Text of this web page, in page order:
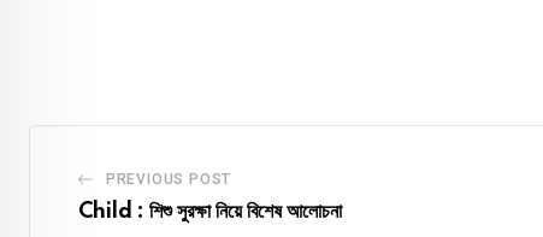
PREVIOUS POST
Child : শিশু সুরক্ষা নিয়ে বিশেষ আলোচনা